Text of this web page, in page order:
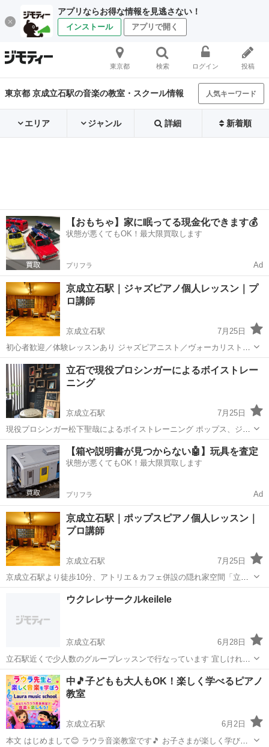
アプリならお得な情報を見逃さない！
インストール アプリで開く
東京都 検索 ログイン 投稿
東京都 京成立石駅の音楽の教室・スクール情報 人気キーワード
エリア ジャンル 詳細 新着順
【おもちゃ】家に眠ってる現金化できます💰
状態が悪くてもOK！最大限買取します
プリフラ Ad
京成立石駅｜ジャズピアノ個人レッスン｜プ
ロ講師
京成立石駅
7月25日
初心者歓迎／体験レッスンあり ジャズピアニスト／ヴォーカリストと
して活動し、尚美ミュージックカレッジ専門学校 講師も務める松下聖
哉が、マンツーマンで直接指導します。 初心者〜上級者まで歓迎。
「ジャズを弾いてみたい」「コー...
東京 葛飾区 京成立石駅 レッスン
立石で現役プロシンガーによるボイストレー
ニング
京成立石駅
7月25日
現役プロシンガー松下聖哉によるボイストレーニング ポップス、ジャ
ズ、R&Bなど幅広いジャンルに対応。 実際にプロシンガーとして活動
している講師が、自身のトレーニング方法をわかりやすく伝授しま
す。 ⸻ 📍 レッスン場所 ...
東京 葛飾区 京成立石駅 音楽 ボイストレーニング
【箱や説明書が見つからない🤖】玩具を査定
状態が悪くてもOK！最大限買取します
プリフラ Ad
京成立石駅｜ポップスピアノ個人レッスン｜
プロ講師
京成立石駅
7月25日
京成立石駅より徒歩10分、アトリエ＆カフェ併設の隠れ家空間「立石
Base281」で、ピアノ・ボーカルレッスンを受けてみませんか？ ジャ
ズピアニスト／ヴォーカリストとして活動し、100周年を迎える名門専
門学校「尚美ミュージッ...
京成立石駅
ウクレレサークルkeilele
京成立石駅
6月28日
立石駅近くで少人数のグループレッスンで行なっています 宜しければ
遊びに来ませんか？ ♪
東京 葛飾区 京成立石駅 ウクレレ サークル
中🎵子どもも大人もOK！楽しく学べるピアノ
教室
京成立石駅
6月2日
本文 はじめまして😊 ラウラ音楽教室です🎵 お子さまが楽しく学びな